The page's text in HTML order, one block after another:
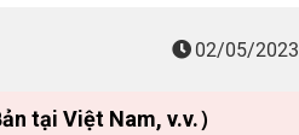
02/05/2023
tại Việt Nam, v.v.）